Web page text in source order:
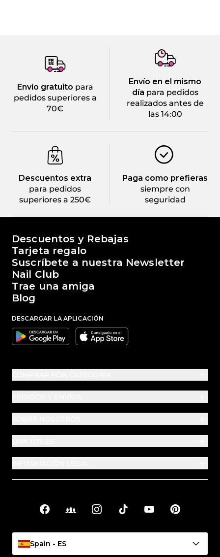
Envío gratuito para
pedidos superiores a
70€
Envío en el mismo
día para pedidos
realizados antes de
las 14:00
Descuentos extra
para pedidos
superiores a 250€
Paga como prefieras
siempre con
seguridad
El mundo de Passione Beauty
Descuentos y Rebajas
Tarjeta regalo
Suscríbete a nuestra Newsletter
Nail Club
Trae una amiga
Blog
DESCARGAR LA APLICACIÓN
Google Apple
Enlaces sociales
FacebookFacebook Groups
InstagramTikTok YouTubePinterest
Spain - ES